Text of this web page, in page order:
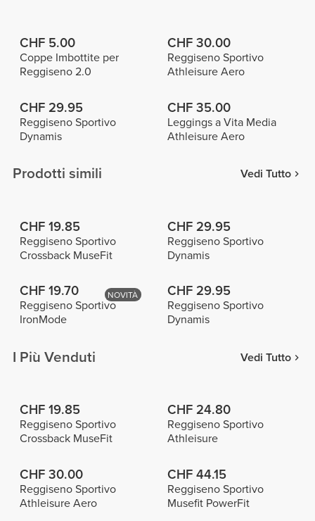
CHF 5.00
Coppe Imbottite per
Reggiseno 2.0
CHF 30.00
Reggiseno Sportivo
Athleisure Aero
CHF 29.95
Reggiseno Sportivo
Dynamis
CHF 35.00
Leggings a Vita Media
Athleisure Aero
Prodotti simili Vedi Tutto
CHF 19.85
Reggiseno Sportivo
Crossback MuseFit
CHF 29.95
Reggiseno Sportivo
Dynamis
NOVITÀ
CHF 19.70
Reggiseno Sportivo
IronMode
CHF 29.95
Reggiseno Sportivo
Dynamis
I Più Venduti Vedi Tutto
CHF 19.85
Reggiseno Sportivo
Crossback MuseFit
CHF 24.80
Reggiseno Sportivo
Athleisure
CHF 30.00
Reggiseno Sportivo
Athleisure Aero
CHF 44.15
Reggiseno Sportivo
Musefit PowerFit